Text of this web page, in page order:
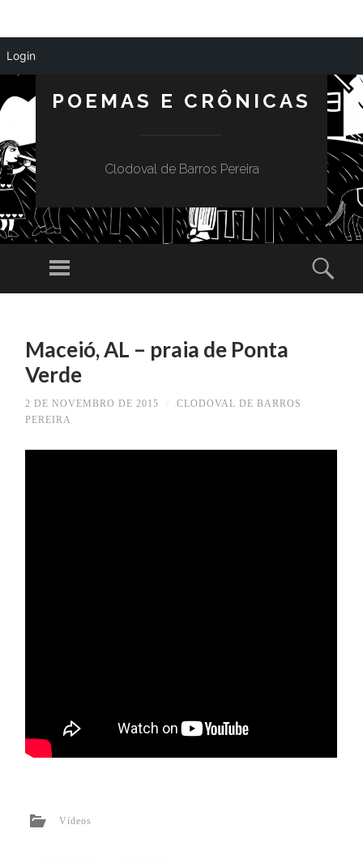
POEMAS E CRÔNICAS
Clodoval de Barros Pereira
Menu
CONTENT
Maceió, AL – praia de Ponta
Verde
2 DE NOVEMBRO DE 2015
CLODOVAL DE BARROS
PEREIRA
Vídeos
Login